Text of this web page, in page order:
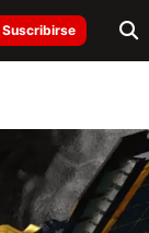
Suscribirse